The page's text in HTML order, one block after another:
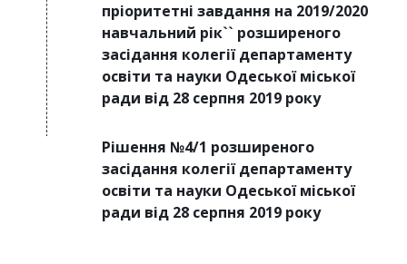
пріоритетні завдання на 2019/2020
навчальний рік`` розширеного
засідання колегії департаменту
освіти та науки Одеської міської
ради від 28 серпня 2019 року
Рішення №4/1 розширеного
засідання колегії департаменту
освіти та науки Одеської міської
ради від 28 серпня 2019 року